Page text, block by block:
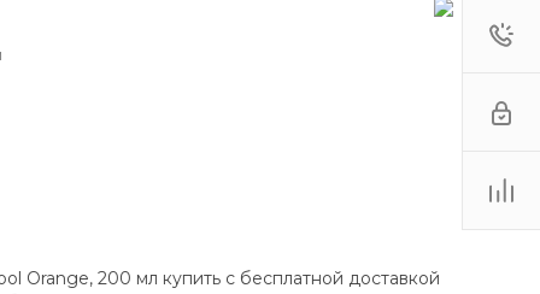
Orange, 200 мл купить с бесплатной доставкой